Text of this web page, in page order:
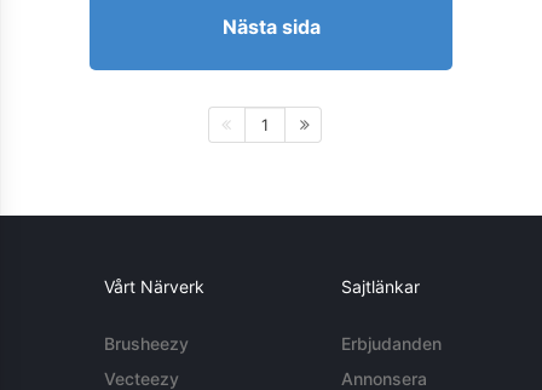
Nästa sida
1
Vårt Närverk
Brusheezy
Vecteezy
Sajtlänkar
Erbjudanden
Annonsera